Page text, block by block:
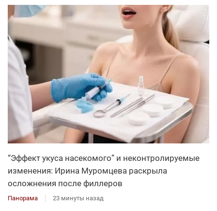
“Эффект укуса насекомого” и неконтролируемые
изменения: Ирина Муромцева раскрыла
осложнения после филлеров
Панорама 23 минуты назад